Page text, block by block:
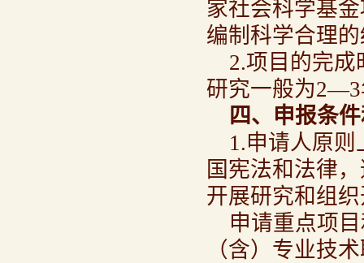
家社会科学基
编制科学合理
2.项目的完
研究一般为
四、申报条
1.申请人原
国宪法和法律
开展研究和组
申请重点项
（含）专业技